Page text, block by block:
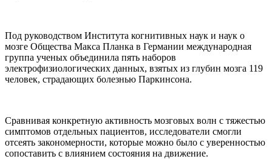
Под руководством Института когнитивных наук и наук о
мозге Общества Макса Планка в Германии международная
группа ученых объединила пять наборов
электрофизиологических данных, взятых из глубин мозга 119
человек, страдающих болезнью Паркинсона.
Сравнивая конкретную активность мозговых волн с тяжестью
симптомов отдельных пациентов, исследователи смогли
отсеять закономерности, которые можно было с уверенностью
сопоставить с влиянием состояния на движение.